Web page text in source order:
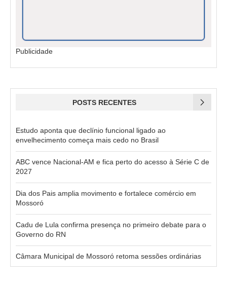
Publicidade
POSTS RECENTES
Estudo aponta que declínio funcional ligado ao
envelhecimento começa mais cedo no Brasil
ABC vence Nacional-AM e fica perto do acesso à Série C de
2027
Dia dos Pais amplia movimento e fortalece comércio em
Mossoró
Cadu de Lula confirma presença no primeiro debate para o
Governo do RN
Câmara Municipal de Mossoró retoma sessões ordinárias